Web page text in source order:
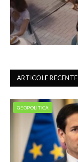
ARTICOLE RECENTE
GEOPOLITICA